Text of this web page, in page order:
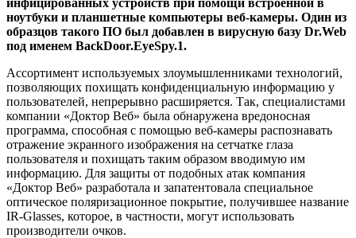
ноутбуки и планшетные компьютеры веб-камеры. Один из
образцов такого ПО был добавлен в вирусную базу Dr.Web
под именем BackDoor.EyeSpy.1.
Ассортимент используемых злоумышленниками технологий,
позволяющих похищать конфиденциальную информацию у
пользователей, непрерывно расширяется. Так, специалистами
компании «Доктор Веб» была обнаружена вредоносная
программа, способная с помощью веб-камеры распознавать
отражение экранного изображения на сетчатке глаза
пользователя и похищать таким образом вводимую им
информацию. Для защиты от подобных атак компания
«Доктор Веб» разработала и запатентовала специальное
оптическое поляризационное покрытие, получившее название
IR-Glasses, которое, в частности, могут использовать
производители очков.